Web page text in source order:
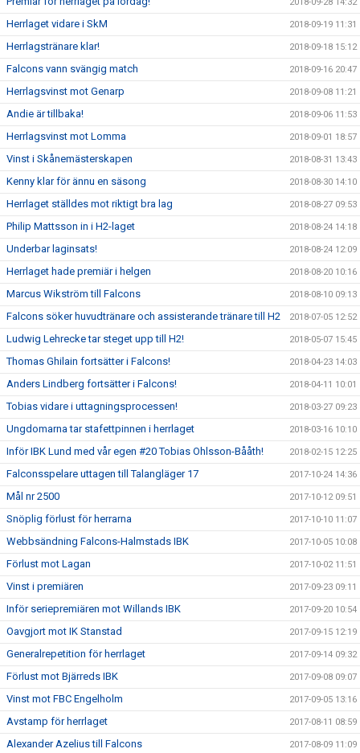
Herrlaget vidare i SkM 2018-09-19 11:31
Herrlagstränare klar! 2018-09-18 15:12
Falcons vann svängig match 2018-09-16 20:47
Herrlagsvinst mot Genarp 2018-09-08 11:21
Andie är tillbaka! 2018-09-06 11:53
Herrlagsvinst mot Lomma 2018-09-01 18:57
Vinst i Skånemästerskapen 2018-08-31 13:43
Kenny klar för ännu en säsong 2018-08-30 14:10
Herrlaget ställdes mot riktigt bra lag 2018-08-27 09:53
Philip Mattsson in i H2-laget 2018-08-24 14:18
Underbar laginsats! 2018-08-24 12:09
Herrlaget hade premiär i helgen 2018-08-20 10:16
Marcus Wikström till Falcons 2018-08-10 09:13
Falcons söker huvudtränare och assisterande tränare till H2 2018-07-05 12:52
Ludwig Lehrecke tar steget upp till H2! 2018-05-07 15:45
Thomas Ghilain fortsätter i Falcons! 2018-04-23 14:03
Anders Lindberg fortsätter i Falcons! 2018-04-11 10:01
Tobias vidare i uttagningsprocessen! 2018-03-27 09:23
Ungdomarna tar stafettpinnen i herrlaget 2018-03-16 10:10
Inför IBK Lund med vår egen #20 Tobias Ohlsson-Bååth! 2018-02-15 12:25
Falconsspelare uttagen till Talangläger 17 2017-10-24 14:36
Mål nr 2500 2017-10-12 09:51
Snöplig förlust för herrarna 2017-10-10 11:07
Webbsändning Falcons-Halmstads IBK 2017-10-05 10:08
Förlust mot Lagan 2017-10-02 11:51
Vinst i premiären 2017-09-23 09:11
Inför seriepremiären mot Willands IBK 2017-09-20 10:54
Oavgjort mot IK Stanstad 2017-09-15 12:19
Generalrepetition för herrlaget 2017-09-14 09:32
Förlust mot Bjärreds IBK 2017-09-08 09:07
Vinst mot FBC Engelholm 2017-09-05 13:16
Avstamp för herrlaget 2017-08-11 08:59
Alexander Azelius till Falcons 2017-08-09 11:09